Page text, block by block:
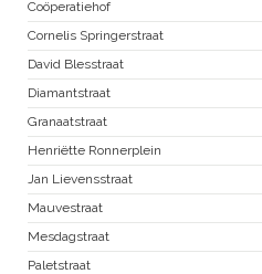
Coöperatiehof
Cornelis Springerstraat
David Blesstraat
Diamantstraat
Granaatstraat
Henriëtte Ronnerplein
Jan Lievensstraat
Mauvestraat
Mesdagstraat
Paletstraat